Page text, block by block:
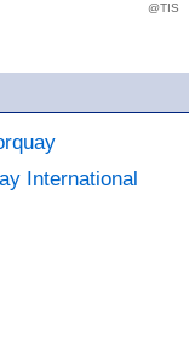
@TIS
International